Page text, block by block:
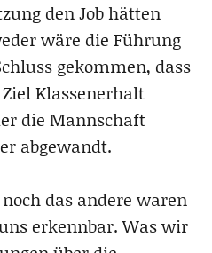
den Job hätten
wäre die Führung
gekommen, dass
Klassenerhalt
die Mannschaft
abgewandt.
das andere waren
erkennbar. Was wir